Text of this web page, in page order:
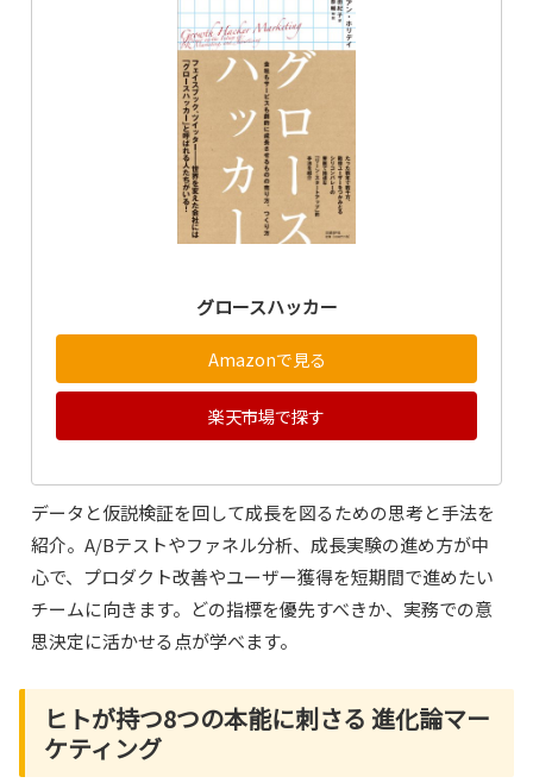
グロースハッカー
Amazonで見る
楽天市場で探す
データと仮説検証を回して成長を図るための思考と手法を
紹介。A/Bテストやファネル分析、成長実験の進め方が中
心で、プロダクト改善やユーザー獲得を短期間で進めたい
チームに向きます。どの指標を優先すべきか、実務での意
思決定に活かせる点が学べます。
ヒトが持つ8つの本能に刺さる 進化論マー
ケティング